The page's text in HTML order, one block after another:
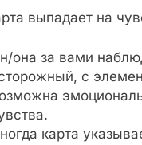
выпадает на
она за вами
с
карта